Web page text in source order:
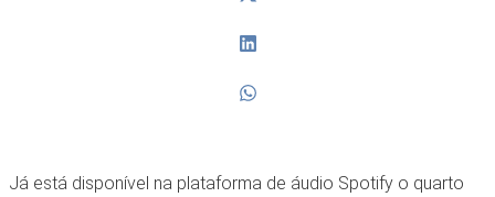
Já está disponível na plataforma de áudio Spotify o quarto